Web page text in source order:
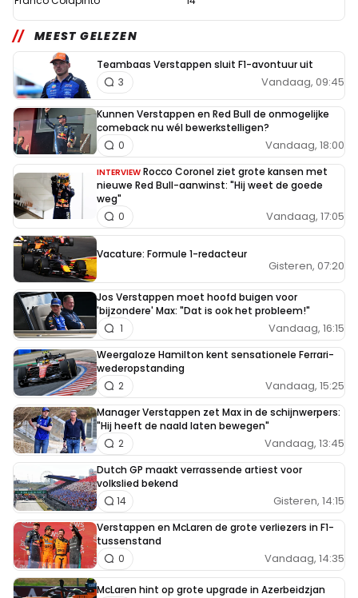
MEEST GELEZEN
Teambaas Verstappen sluit F1-avontuur uit
Vandaag, 09:45
3
Kunnen Verstappen en Red Bull de onmogelijke
comeback nu wél bewerkstelligen?
Vandaag, 18:00
0
INTERVIEW Rocco Coronel ziet grote kansen met
nieuwe Red Bull-aanwinst: "Hij weet de goede
weg"
Vandaag, 17:05
0
Vacature: Formule 1-redacteur
Gisteren, 07:20
Jos Verstappen moet hoofd buigen voor
'bijzondere' Max: "Dat is ook het probleem!"
Vandaag, 16:15
1
Weergaloze Hamilton kent sensationele Ferrari-
wederopstanding
Vandaag, 15:25
2
Manager Verstappen zet Max in de schijnwerpers:
"Hij heeft de naald laten bewegen"
Vandaag, 13:45
2
Dutch GP maakt verrassende artiest voor
volkslied bekend
Gisteren, 14:15
14
Verstappen en McLaren de grote verliezers in F1-
tussenstand
Vandaag, 14:35
0
McLaren hint op grote upgrade in Azerbeidzjan